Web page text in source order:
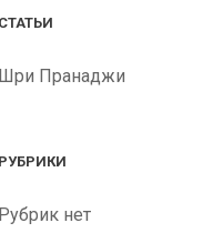
СТАТЬИ
Шри Пранаджи
РУБРИКИ
Рубрик нет